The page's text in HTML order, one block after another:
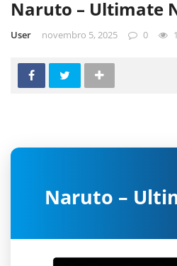
Naruto – Ultimate
User novembro 5, 2025 0
Naruto –